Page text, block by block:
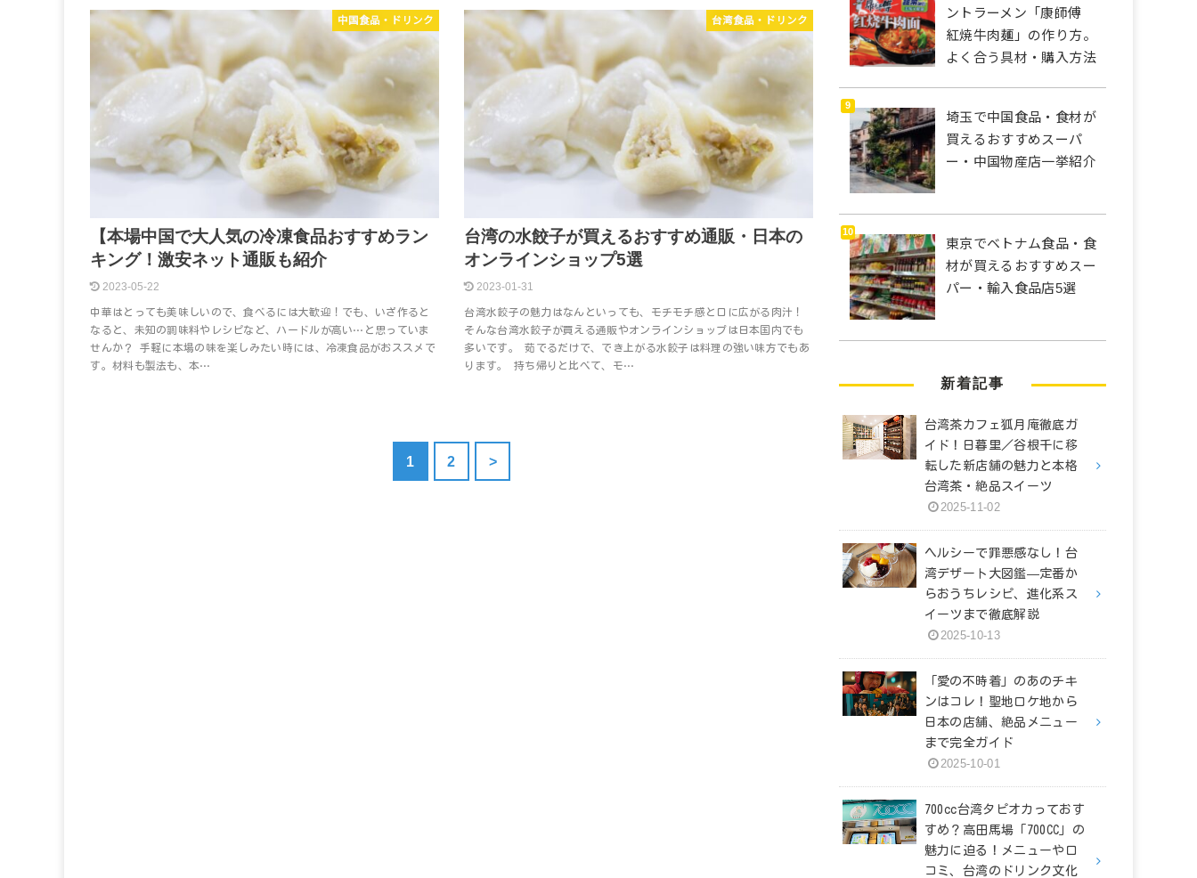
中国食品・ドリンク
【本場中国で大人気の冷凍食品おすすめラン
キング！激安ネット通販も紹介
2023-05-22
中華はとっても美味しいので、食べるには大歓迎！でも、いざ作ると
なると、未知の調味料やレシピなど、ハードルが高い…と思っていま
せんか？ 手軽に本場の味を楽しみたい時には、冷凍食品がおススメで
す。材料も製法も、本…
台湾食品・ドリンク
台湾の水餃子が買えるおすすめ通販・日本の
オンラインショップ5選
2023-01-31
台湾水餃子の魅力はなんといっても、モチモチ感と口に広がる肉汁！
そんな台湾水餃子が買える通販やオンラインショップは日本国内でも
多いです。 茹でるだけで、でき上がる水餃子は料理の強い味方でもあ
ります。 持ち帰りと比べて、モ…
1 2 >
ントラーメン「康師傅
紅焼牛肉麺」の作り方。
よく合う具材・購入方法
埼玉で中国食品・食材が
買えるおすすめスーパ
ー・中国物産店一挙紹介
東京でベトナム食品・食
材が買えるおすすめスー
パー・輸入食品店5選
新着記事
台湾茶カフェ狐月庵徹底ガ
イド！日暮里／谷根千に移
転した新店舗の魅力と本格
台湾茶・絶品スイーツ
2025-11-02
ヘルシーで罪悪感なし！台
湾デザート大図鑑—定番か
らおうちレシピ、進化系ス
イーツまで徹底解説
2025-10-13
「愛の不時着」のあのチキ
ンはコレ！聖地ロケ地から
日本の店舗、絶品メニュー
まで完全ガイド
2025-10-01
700cc台湾タピオカっておす
すめ？高田馬場「700CC」の
魅力に迫る！メニューや口
コミ、台湾のドリンク文化